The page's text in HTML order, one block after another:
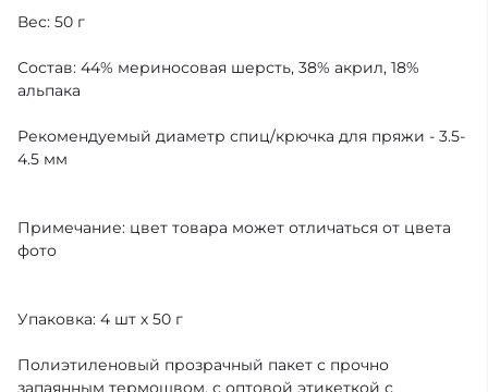
Вес: 50 г
Состав: 44% мериносовая шерсть, 38% акрил, 18%
альпака
Рекомендуемый диаметр спиц/крючка для пряжи - 3.5-
4.5 мм
Примечание: цвет товара может отличаться от цвета
фото
Упаковка: 4 шт х 50 г
Полиэтиленовый прозрачный пакет с прочно
запаянным термошвом, с оптовой этикеткой с